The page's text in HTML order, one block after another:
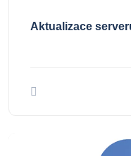
Aktualizace